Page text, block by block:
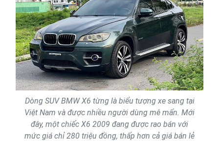
Dòng SUV BMW X6 từng là biểu tượng xe sang tại
Việt Nam và được nhiều người dùng mê mẩn. Mới
đây, một chiếc X6 2009 đang được rao bán với
mức giá chỉ 280 triệu đồng, thấp hơn cả giá bán lẻ